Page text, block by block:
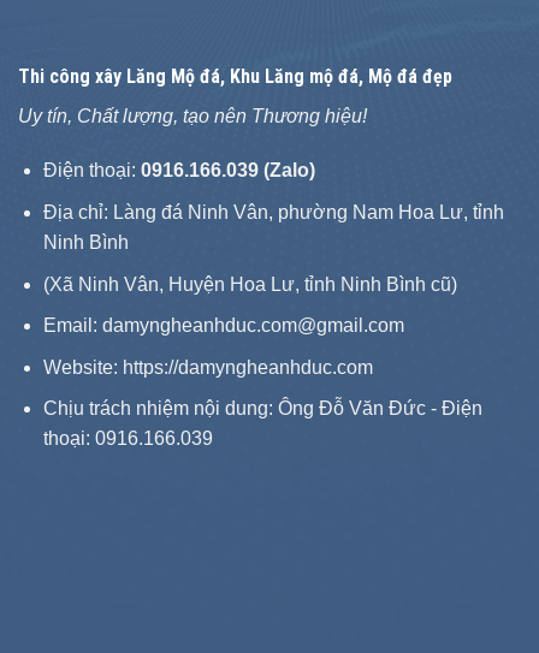
Thi công xây Lăng Mộ đá, Khu Lăng mộ đá, Mộ đá đẹp
Uy tín, Chất lượng, tạo nên Thương hiệu!
Điện thoại: 0916.166.039 (Zalo)
Địa chỉ: Làng đá Ninh Vân, phường Nam Hoa Lư, tỉnh
Ninh Bình
(Xã Ninh Vân, Huyện Hoa Lư, tỉnh Ninh Bình cũ)
Email: damyngheanhduc.com@gmail.com
Website: https://damyngheanhduc.com
Chịu trách nhiệm nội dung: Ông Đỗ Văn Đức - Điện
thoại: 0916.166.039